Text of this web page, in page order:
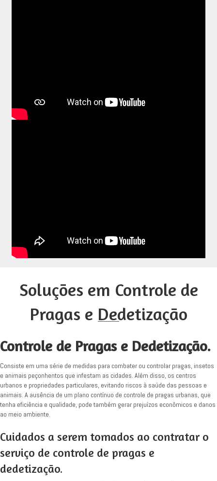
Soluções em Controle de
Pragas e Dedetização
Controle de Pragas e Dedetização.
Consiste em uma série de medidas para combater ou controlar pragas, insetos
e animais peçonhentos que infestam as cidades. Além disso, os centros
urbanos e propriedades particulares, evitando riscos à saúde das pessoas e
animais. A ausência de um plano contínuo de controle de pragas urbanas, que
tenha eficiência e qualidade, pode também gerar prejuízos econômicos e danos
ao meio ambiente.
Cuidados a serem tomados ao contratar o
serviço de controle de pragas e
dedetização.